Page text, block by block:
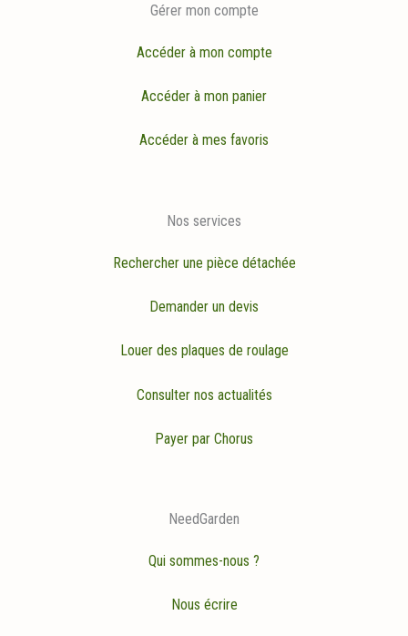
Gérer mon compte
Accéder à mon compte
Accéder à mon panier
Accéder à mes favoris
Nos services
Rechercher une pièce détachée
Demander un devis
Louer des plaques de roulage
Consulter nos actualités
Payer par Chorus
NeedGarden
Qui sommes-nous ?
Nous écrire